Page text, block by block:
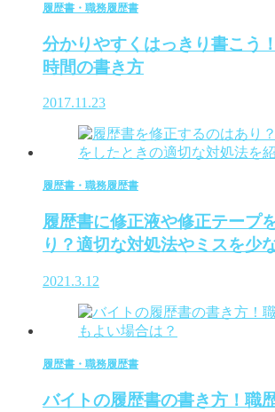
履歴書・職務履歴書
分かりやすくはっきり書こう
時間の書き方
2017.11.23
履歴書・職務履歴書
履歴書に修正液や修正テープ
り？適切な対処法やミスを少
2021.3.12
履歴書・職務履歴書
バイトの履歴書の書き方！職